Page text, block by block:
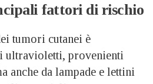
fattori di rischio
tumori cutanei è
ultravioletti, provenienti
anche da lampade e lettini